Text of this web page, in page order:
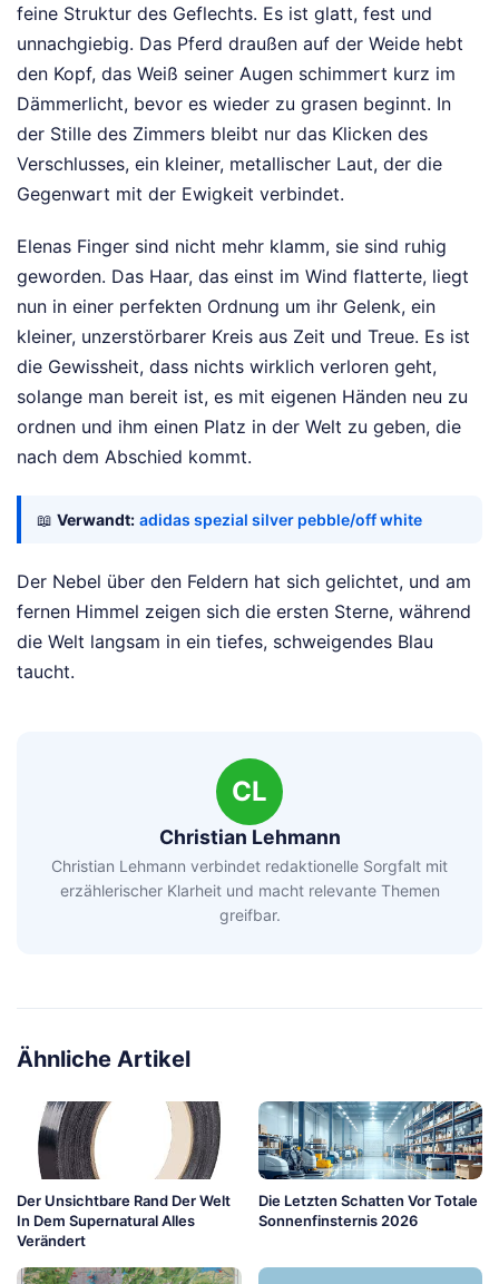
feine Struktur des Geflechts. Es ist glatt, fest und
unnachgiebig. Das Pferd draußen auf der Weide hebt
den Kopf, das Weiß seiner Augen schimmert kurz im
Dämmerlicht, bevor es wieder zu grasen beginnt. In
der Stille des Zimmers bleibt nur das Klicken des
Verschlusses, ein kleiner, metallischer Laut, der die
Gegenwart mit der Ewigkeit verbindet.
Elenas Finger sind nicht mehr klamm, sie sind ruhig
geworden. Das Haar, das einst im Wind flatterte, liegt
nun in einer perfekten Ordnung um ihr Gelenk, ein
kleiner, unzerstörbarer Kreis aus Zeit und Treue. Es ist
die Gewissheit, dass nichts wirklich verloren geht,
solange man bereit ist, es mit eigenen Händen neu zu
ordnen und ihm einen Platz in der Welt zu geben, die
nach dem Abschied kommt.
📖 Verwandt: adidas spezial silver pebble/off white
Der Nebel über den Feldern hat sich gelichtet, und am
fernen Himmel zeigen sich die ersten Sterne, während
die Welt langsam in ein tiefes, schweigendes Blau
taucht.
CL
Christian Lehmann
Christian Lehmann verbindet redaktionelle Sorgfalt mit
erzählerischer Klarheit und macht relevante Themen
greifbar.
Ähnliche Artikel
Der Unsichtbare Rand Der Welt
In Dem Supernatural Alles
Verändert
Die Letzten Schatten Vor Totale
Sonnenfinsternis 2026